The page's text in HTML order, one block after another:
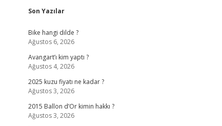
Sidebar
Son Yazılar
Bike hangi dilde ?
Ağustos 6, 2026
Avangart’ı kim yaptı ?
Ağustos 4, 2026
2025 kuzu fiyatı ne kadar ?
Ağustos 3, 2026
2015 Ballon d’Or kimin hakkı ?
Ağustos 3, 2026